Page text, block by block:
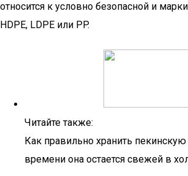
относится к условно безопасной и
HDPE, LDPE или PP.
Читайте также:
Как правильно хранить пекинскую
времени она остается свежей в